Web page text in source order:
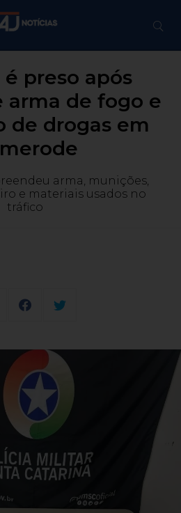
preso após
arma de fogo e
de drogas em
arma, munições,
e materiais usados no
tráfico